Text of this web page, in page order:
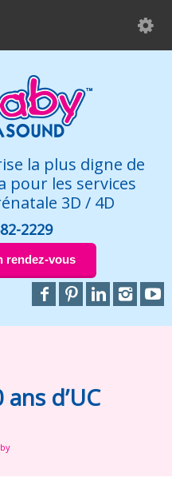
la plus digne de
pour les services
3D / 4D
2229
rendez-vous
d’UC